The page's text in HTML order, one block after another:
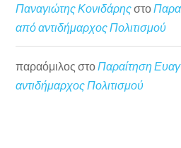
Παναγιώτης Κονιδάρηςστο
από αντιδήμαρχος Πολιτισμού
παραόμιλος στο Παραίτηση
αντιδήμαρχος Πολιτισμού